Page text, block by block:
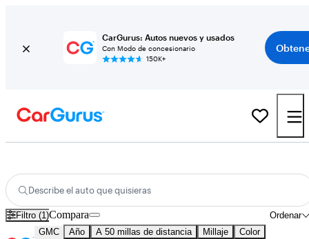
CarGurus: Autos nuevos y usados
Con Modo de concesionario
150K+
Describe el auto que quisieras
Filtro (1) Ordenar
Compara
GMC Año A 50 millas de distancia Millaje Color